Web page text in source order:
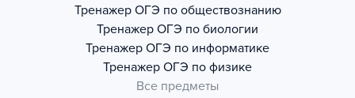
Тренажер ОГЭ по обществознанию
Тренажер ОГЭ по биологии
Тренажер ОГЭ по информатике
Тренажер ОГЭ по физике
Все предметы